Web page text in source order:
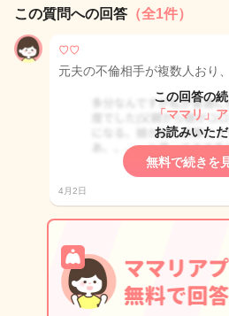
この質問への回答 （全1件）
♡♡
元夫の不倫相手が複数人おり
この回答の
「ママリ」ア
お読みいただ
無料で続きを
4月2日